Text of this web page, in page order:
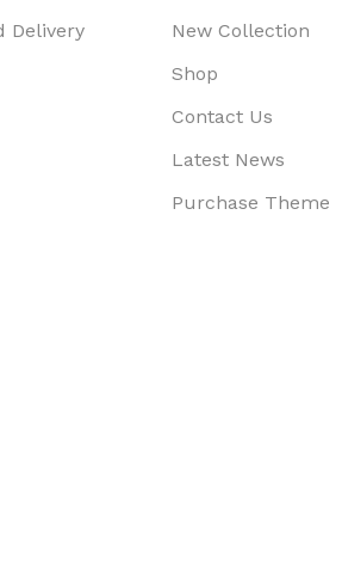
Delivery
New Collection
Shop
Contact Us
Latest News
Purchase Theme